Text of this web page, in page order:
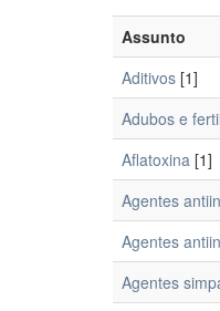
Assunto
Aditivos [1]
Adubos e
Aflatoxina [1]
Agentes
Agentes
Agentes